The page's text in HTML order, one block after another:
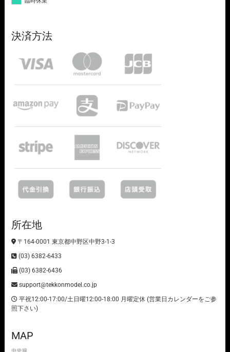
決済方法
所在地
〒164-0001 東京都中野区中野3-1-3
(03) 6382-6433
(03) 6382-6436
support@tekkonmodel.co.jp
平祝12:00-17:00/土日曜12:00-18:00 月曜定休 (営業日カレンダーをご参
照下さい)
MAP